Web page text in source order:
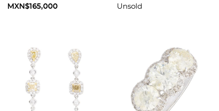
MXN$165,000
Unsold